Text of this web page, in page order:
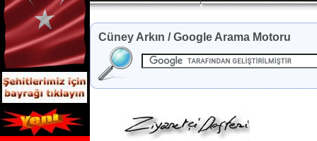
Cüney Arkın / Google Arama Motoru